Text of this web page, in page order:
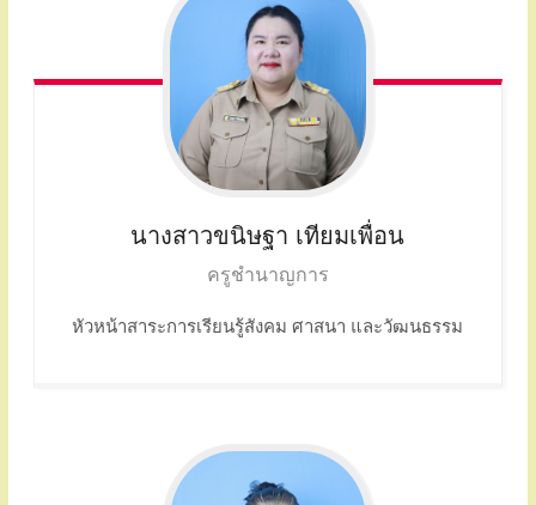
กุล
นางสาวขนิษฐา เทียมเพื่อน
ครูชำนาญการ
หัวหน้าสาระการเรียนรู้สังคม ศาสนา และวัฒนธรรม